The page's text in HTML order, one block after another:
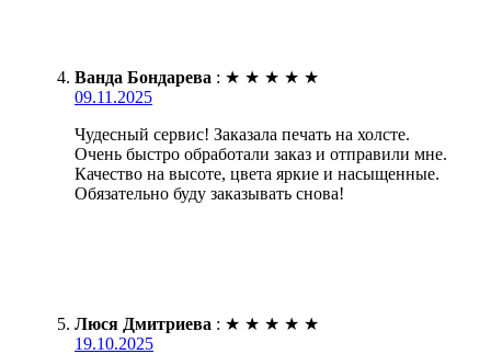
Ванда Бондарева : ★ ★ ★ ★ ★
09.11.2025
Чудесный сервис! Заказала печать на холсте.
Очень быстро обработали заказ и отправили мне.
Качество на высоте, цвета яркие и насыщенные.
Обязательно буду заказывать снова!
Люся Дмитриева : ★ ★ ★ ★ ★
19.10.2025